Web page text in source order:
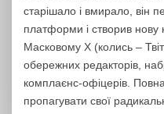
старішало і вмирало, він
платформи і створив нову
Масковому Х (колись –
обережних редакторів,
комплаєнс-офіцерів.
пропагувати свої